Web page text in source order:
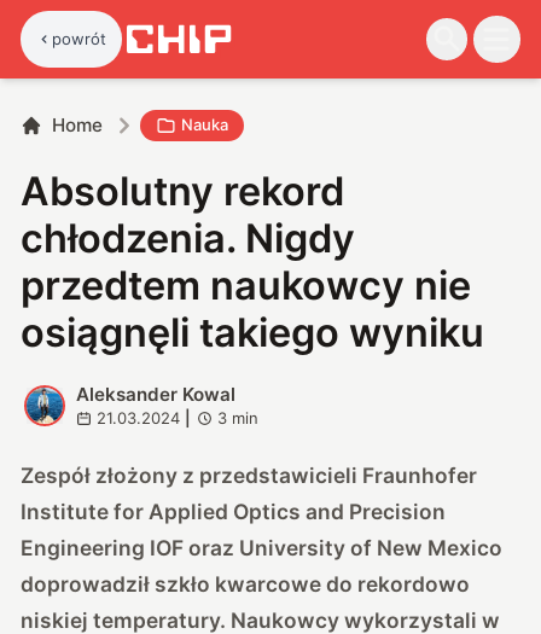
powrót
Home Nauka
Absolutny rekord
chłodzenia. Nigdy
przedtem naukowcy nie
osiągnęli takiego wyniku
A
Aleksander Kowal
21.03.2024 3 min
Zespół złożony z przedstawicieli Fraunhofer
Institute for Applied Optics and Precision
Engineering IOF oraz University of New Mexico
doprowadził szkło kwarcowe do rekordowo
niskiej temperatury. Naukowcy wykorzystali w